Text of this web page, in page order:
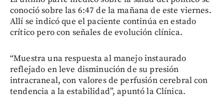
conoció sobre las 6:47 de la mañana de este viernes.
Allí se indicó que el paciente continúa en estado
crítico pero con señales de evolución clínica.
“Muestra una respuesta al manejo instaurado
reflejado en leve disminución de su presión
intracraneal, con valores de perfusión cerebral con
tendencia a la estabilidad”, apuntó la Clínica.